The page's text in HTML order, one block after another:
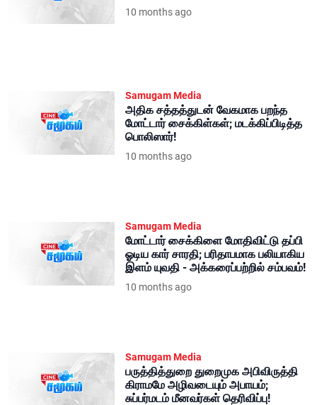
10 months ago
Samugam Media
அதிக சத்தத்துடன் வேகமாக பறந்த
மோட்டார் சைக்கிள்கள்; மடக்கிப்பிடித்த
பொலிஸார்!
10 months ago
Samugam Media
மோட்டார் சைக்கிளை மோதிவிட்டு தப்பி
ஓடிய கார் சாரதி; பரிதாபமாக பலியாகிய
இளம் யுவதி - அக்கரைப்பற்றில் சம்பவம்!
10 months ago
Samugam Media
பருத்தித்துறை துறைமுக அபிவிருத்தி
கிராமமே அழிவடையும் அபாயம்;
சுப்பர்மடம் மீனவர்கள் தெரிவிப்பு!